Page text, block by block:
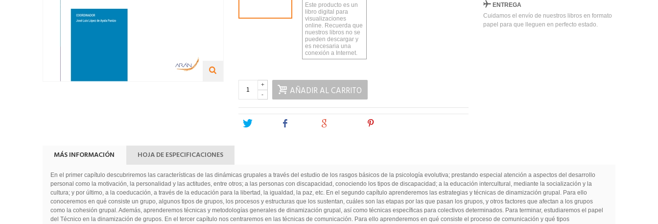
Este producto es un
libro digital para
visualizaciones
online. Recuerda que
nuestros libros no se
pueden descargar y
es necesaria una
conexión a Internet.
-
+ AÑADIR AL CARRITO
Tweet
ENTREGA
Cuidamos el envío de nuestros libros en formato
papel para que lleguen en perfecto estado.
MÁS INFORMACIÓN HOJA DE ESPECIFICACIONES
En el primer capítulo descubriremos las características de las dinámicas grupales a través del estudio de los rasgos básicos de la psicología evolutiva; prestando especial atención a aspectos del desarrollo
personal como la motivación, la personalidad y las actitudes, entre otros; a las personas con discapacidad, conociendo los tipos de discapacidad; a la educación intercultural, mediante la socialización y la
cultura; y por último, a la coeducación, a través de la educación para la libertad, la igualdad, la paz, etc. En el segundo capítulo aprenderemos las estrategias y técnicas de dinamización grupal. Para ello
conoceremos en qué consiste un grupo, algunos tipos de grupos, los procesos y estructuras que los sustentan, cuáles son las etapas por las que pasan los grupos, y otros factores que afectan a los grupos
como la cohesión grupal. Además, aprenderemos técnicas y metodologías generales de dinamización grupal, así como técnicas específicas para colectivos determinados. Para terminar, estudiaremos el papel
del Técnico en la dinamización de grupos. En el tercer capítulo nos centraremos en las técnicas de comunicación. Para ello aprenderemos en qué consiste el proceso de comunicación y qué tipos